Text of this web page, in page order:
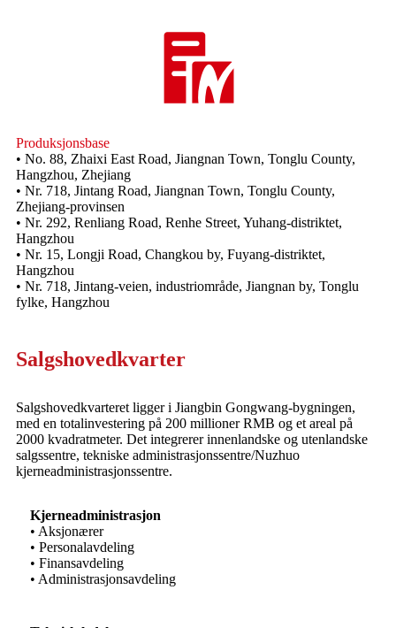
Produksjonsbase
• No. 88, Zhaixi East Road, Jiangnan Town, Tonglu County,
Hangzhou, Zhejiang
• Nr. 718, Jintang Road, Jiangnan Town, Tonglu County,
Zhejiang-provinsen
• Nr. 292, Renliang Road, Renhe Street, Yuhang-distriktet,
Hangzhou
• Nr. 15, Longji Road, Changkou by, Fuyang-distriktet,
Hangzhou
• Nr. 718, Jintang-veien, industriområde, Jiangnan by, Tonglu
fylke, Hangzhou
Salgshovedkvarter
Salgshovedkvarteret ligger i Jiangbin Gongwang-bygningen,
med en totalinvestering på 200 millioner RMB og et areal på
2000 kvadratmeter. Det integrerer innenlandske og utenlandske
salgssentre, tekniske administrasjonssentre/Nuzhuo
kjerneadministrasjonssentre.
Kjerneadministrasjon
• Aksjonærer
• Personalavdeling
• Finansavdeling
• Administrasjonsavdeling